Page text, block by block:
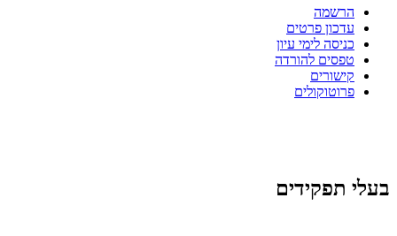
הרשמה
עדכון פרטים
כניסה לימי עיון
טפסים להורדה
קישורים
פרוטוקולים
בעלי תפקידים